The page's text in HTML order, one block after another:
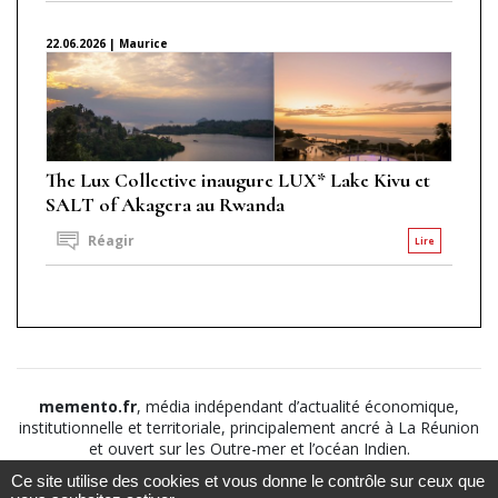
22.06.2026 | Maurice
The Lux Collective inaugure LUX* Lake Kivu et
SALT of Akagera au Rwanda
Lire
Réagir
memento.fr, média indépendant d’actualité économique,
institutionnelle et territoriale, principalement ancré à La Réunion
et ouvert sur les Outre-mer et l’océan Indien.
Ce site utilise des cookies et vous donne le contrôle sur ceux que